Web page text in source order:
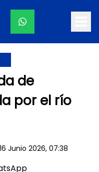
de
por el río
16 Junio 2026, 07:38